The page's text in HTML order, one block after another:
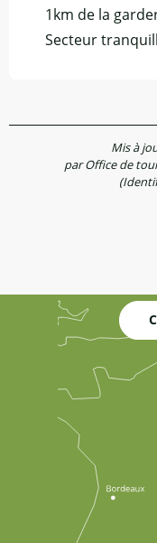
1km de la
Secteur
Mis à
par Office de